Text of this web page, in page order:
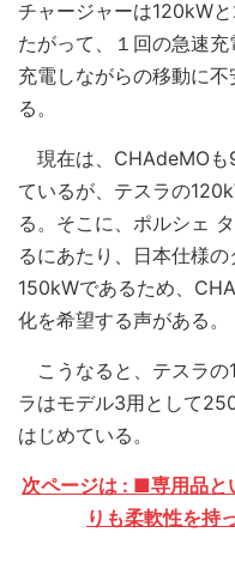
チャージャーは120kW
たがって、１回の急速充
充電しながらの移動に
る。
現在は、CHAdeMOも
ているが、テスラの
る。そこに、ポルシェ
るにあたり、日本仕様
150kWであるため、
化を希望する声がある。
こうなると、テスラの
ラはモデル3用として
はじめている。
次ページは : ■専用品と
りも柔軟性を持